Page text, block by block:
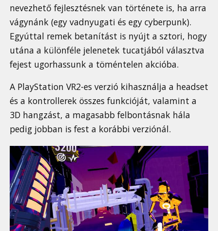
nevezhető fejlesztésnek van története is, ha arra
vágynánk (egy vadnyugati és egy cyberpunk).
Egyúttal remek betanítást is nyújt a sztori, hogy
utána a különféle jelenetek tucatjából választva
fejest ugorhassunk a töméntelen akcióba.
A PlayStation VR2-es verzió kihasználja a headset
és a kontrollerek összes funkcióját, valamint a
3D hangzást, a magasabb felbontásnak hála
pedig jobban is fest a korábbi verziónál.